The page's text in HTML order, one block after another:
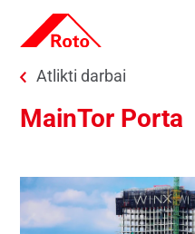
Skip to main content
You are here:
Atlikti darbai
MainTor Porta